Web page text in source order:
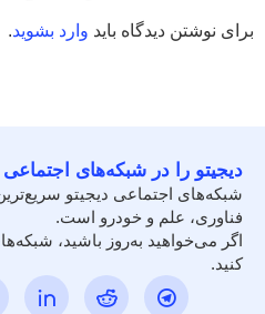
برای نوشتن دیدگاه باید وارد بشوید.
دیجیتو را در شبکه‌های اجتماعی
شبکه‌های اجتماعی دیجیتو
فناوری، علم و خودرو است.
اگر می‌خواهید به‌روز باشید،
کنید.